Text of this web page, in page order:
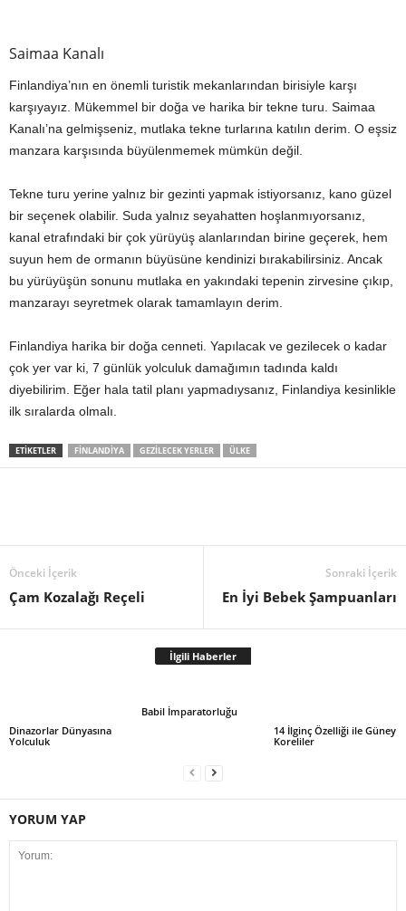
Saimaa Kanalı
Finlandiya’nın en önemli turistik mekanlarından birisiyle karşı
karşıyayız. Mükemmel bir doğa ve harika bir tekne turu. Saimaa
Kanalı’na gelmişseniz, mutlaka tekne turlarına katılın derim. O eşsiz
manzara karşısında büyülenmemek mümkün değil.
Tekne turu yerine yalnız bir gezinti yapmak istiyorsanız, kano güzel
bir seçenek olabilir. Suda yalnız seyahatten hoşlanmıyorsanız,
kanal etrafındaki bir çok yürüyüş alanlarından birine geçerek, hem
suyun hem de ormanın büyüsüne kendinizi bırakabilirsiniz. Ancak
bu yürüyüşün sonunu mutlaka en yakındaki tepenin zirvesine çıkıp,
manzarayı seyretmek olarak tamamlayın derim.
Finlandiya harika bir doğa cenneti. Yapılacak ve gezilecek o kadar
çok yer var ki, 7 günlük yolculuk damağımın tadında kaldı
diyebilirim. Eğer hala tatil planı yapmadıysanız, Finlandiya kesinlikle
ilk sıralarda olmalı.
ETIKETLER FINLANDIYA GEZILECEK YERLER ÜLKE
Önceki İçerik
Çam Kozalağı Reçeli
Sonraki İçerik
En İyi Bebek Şampuanları
İlgili Haberler
Dinazorlar Dünyasına
Yolculuk
Babil İmparatorluğu
14 İlginç Özelliği ile Güney
Koreliler
YORUM YAP